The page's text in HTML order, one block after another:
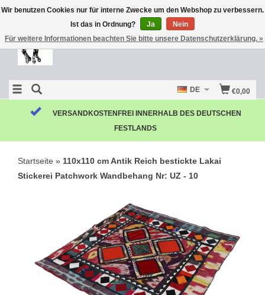
€0,00
DE
VERSANDKOSTENFREI INNERHALB DES DEUTSCHEN
FESTLANDS
Startseite » 110x110 cm Antik Reich bestickte Lakai
Stickerei Patchwork Wandbehang Nr: UZ - 10
Wir benutzen Cookies nur für interne Zwecke um den Webshop zu verbessern.
Ist das in Ordnung?
Ja
Nein
Für weitere Informationen beachten Sie bitte unsere Datenschutzerklärung. »